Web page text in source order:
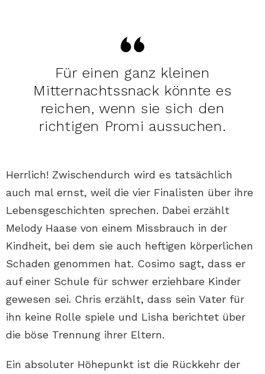
Für einen ganz kleinen
Mitternachtssnack könnte es
reichen, wenn sie sich den
richtigen Promi aussuchen.
Herrlich! Zwischendurch wird es tatsächlich
auch mal ernst, weil die vier Finalisten über ihre
Lebensgeschichten sprechen. Dabei erzählt
Melody Haase von einem Missbrauch in der
Kindheit, bei dem sie auch heftigen körperlichen
Schaden genommen hat. Cosimo sagt, dass er
auf einer Schule für schwer erziehbare Kinder
gewesen sei. Chris erzählt, dass sein Vater für
ihn keine Rolle spiele und Lisha berichtet über
die böse Trennung ihrer Eltern.
Ein absoluter Höhepunkt ist die Rückkehr der